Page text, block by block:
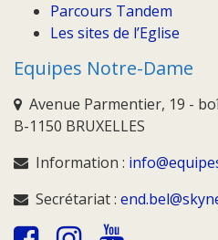
Parcours Tandem
Les sites de l’Eglise
Equipes Notre-Dame
Avenue Parmentier, 19 -
B-1150 BRUXELLES
Information :
Secrétariat :